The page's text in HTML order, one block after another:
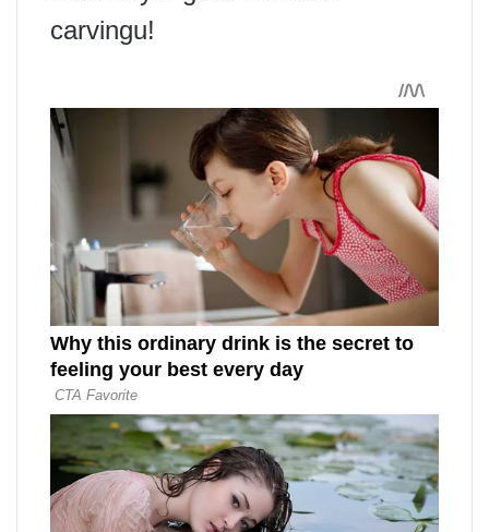
carvingu!